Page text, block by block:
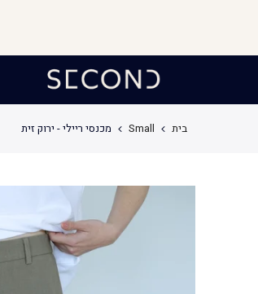
בית Small מכנסי ריילי - ירוק זית